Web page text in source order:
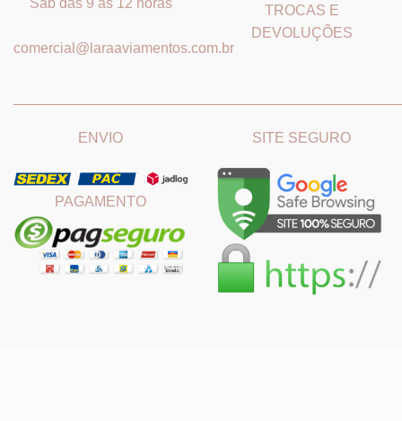
comercial@laraaviamentos.com.br
TROCAS E
DEVOLUÇÕES
ENVIO
PAGAMENTO
SITE SEGURO